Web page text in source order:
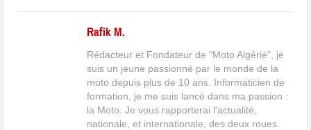
Rafik M.
Rédacteur et Fondateur de "Moto Algérie", je
suis un jeune passionné par le monde de la
moto depuis plus de 10 ans. Informaticien de
formation, je me suis lancé dans ma passion :
la Moto. Je vous rapporterai l'actualité,
nationale, et internationale, des deux roues.